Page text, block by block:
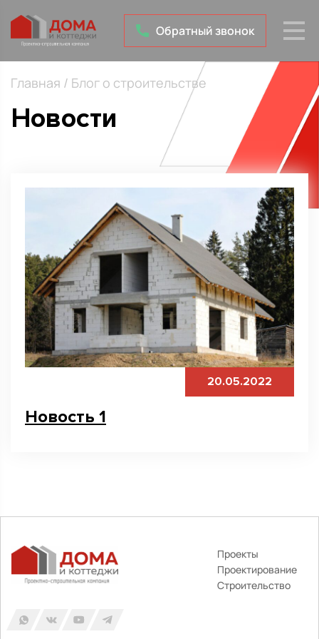
Обратный звонок
Главная / Блог о строительстве
Новости
20.05.2022
Новость 1
Проекты
Проектирование
Строительство